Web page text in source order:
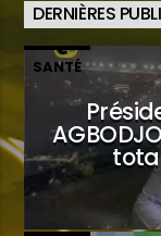
DERNIÈRES
SANTÉ